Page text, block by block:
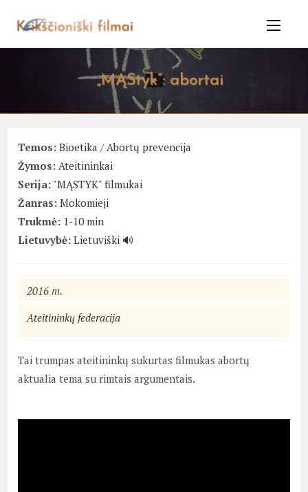
„MĄStyk”: abortai
Temos: Bioetika /Abortų prevencija
Žymos: Ateitininkai
Serija: "MĄSTYK" filmukai
Žanras: Mokomieji
Trukmė: 1-10 min
Lietuvybė: Lietuviški 🔊
2016 m.
Ateitininkų federacija
Tai trumpas ateitininkų sukurtas filmukas abortų
aktualia tema su rimtais argumentais.